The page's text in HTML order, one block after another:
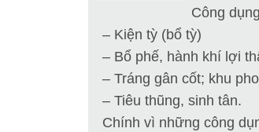
Công
– Kiện tỳ (bổ tỳ)
– Bổ phế, hành khí lợi
– Tráng gân cốt; khu
– Tiêu thũng, sinh tân.
Chính vì những công